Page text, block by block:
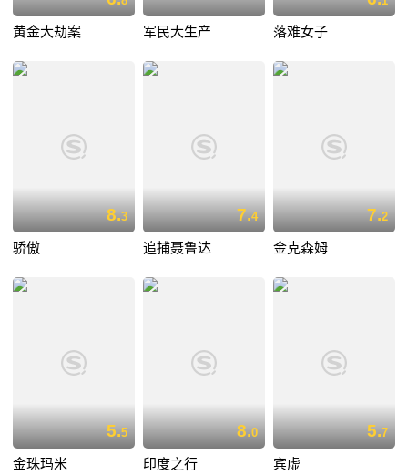
黄金大劫案 军民大生产 落难女子
8.3
骄傲
7.4
追捕聂鲁达
7.2
金克森姆
5.5
金珠玛米
8.0
印度之行
5.7
宾虚